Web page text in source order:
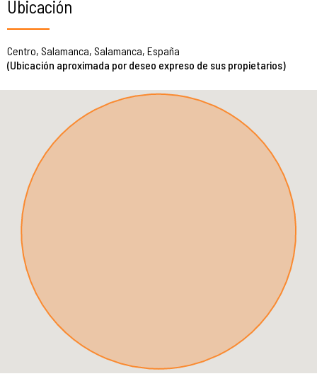
Ubicación
Centro, Salamanca, Salamanca, España
(Ubicación aproximada por deseo expreso de sus propietarios)